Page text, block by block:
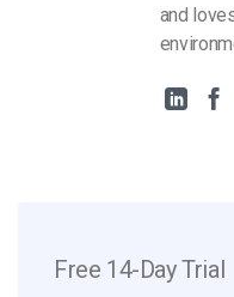
and
Free 14-Day Trial